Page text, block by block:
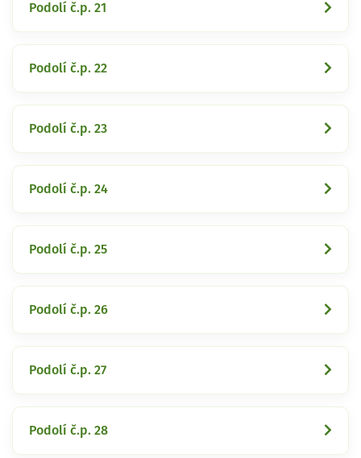
Podolí č.p. 21
Podolí č.p. 22
Podolí č.p. 23
Podolí č.p. 24
Podolí č.p. 25
Podolí č.p. 26
Podolí č.p. 27
Podolí č.p. 28